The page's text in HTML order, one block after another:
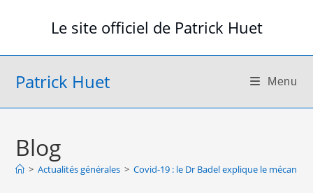
Le site officiel de Patrick Huet
Patrick Huet Menu
Blog
> Actualités générales > Covid-19 : le Dr Badel explique le